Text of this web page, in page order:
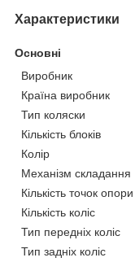
Характеристики
Основні
Виробник
Країна виробник
Тип коляски
Кількість блоків
Колір
Механізм складання
Кількість точок опори
Кількість коліс
Тип передніх коліс
Тип задніх коліс